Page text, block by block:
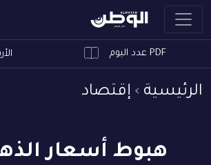
PDF عدد اليوم
الرئيسية إقتصاد
هبوط أسعار